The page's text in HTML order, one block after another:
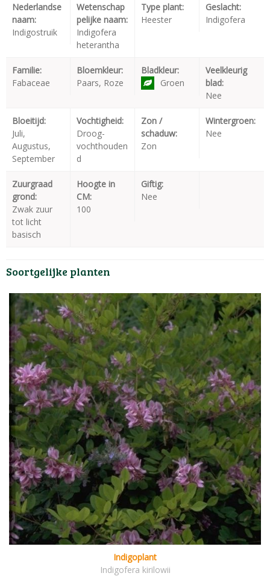
Nederlandse
naam:
Indigostruik
Wetenschap
pelijke naam:
Indigofera
heterantha
Type plant:
Heester
Geslacht:
Indigofera
Familie:
Fabaceae
Bloemkleur:
Paars, Roze
Bladkleur:
Groen
Veelkleurig
blad:
Nee
Bloeitijd:
Juli,
Augustus,
September
Vochtigheid:
Droog-
vochthouden
d
Zon /
schaduw:
Zon
Wintergroen:
Nee
Zuurgraad
grond:
Zwak zuur
tot licht
basisch
Hoogte in
CM:
100
Giftig:
Nee
Soortgelijke planten
Indigoplant
Indigofera kirilowii